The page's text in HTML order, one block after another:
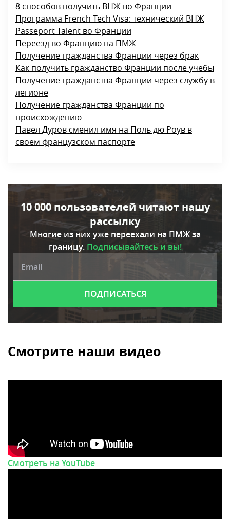
8 способов получить ВНЖ во Франции
Программа French Tech Visa: технический ВНЖ
Passeport Talent во Франции
Переезд во Францию на ПМЖ
Получение гражданства Франции через брак
Как получить гражданство Франции после учебы
Получение гражданства Франции через службу в
легионе
Получение гражданства Франции по
происхождению
Павел Дуров сменил имя на Поль дю Роув в
своем французском паспорте
10 000 пользователей читают нашу
рассылку
Многие из них уже переехали на ПМЖ за
границу. Подписывайтесь и вы!
Смотрите наши видео
Смотреть на YouTube